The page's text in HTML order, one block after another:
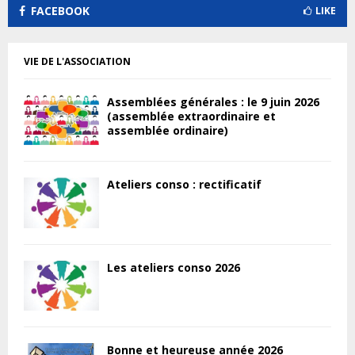
FACEBOOK LIKE
VIE DE L'ASSOCIATION
Assemblées générales : le 9 juin 2026
(assemblée extraordinaire et
assemblée ordinaire)
Ateliers conso : rectificatif
Les ateliers conso 2026
Bonne et heureuse année 2026